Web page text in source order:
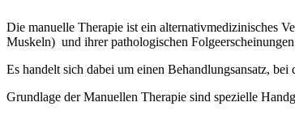
Die manuelle Therapie ist ein alternativmedizinisches
Muskeln) und ihrer pathologischen
Es handelt sich dabei um einen Behandlungsansatz,
Grundlage der Manuellen Therapie sind spezielle